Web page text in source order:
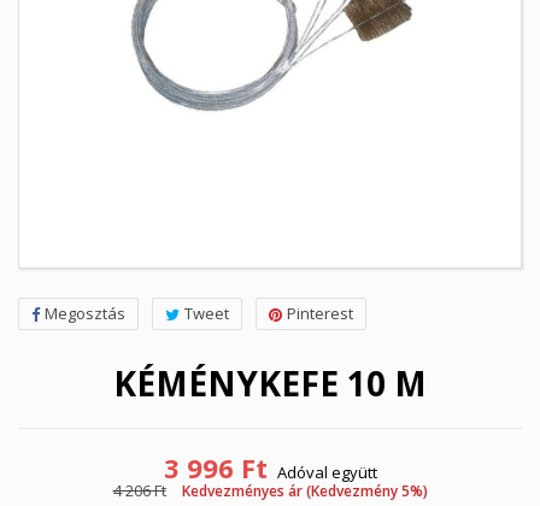
Megosztás Tweet Pinterest
KÉMÉNYKEFE 10 M
3 996 Ft Adóval együtt
4 206 Ft
Kedvezményes ár (Kedvezmény 5%)